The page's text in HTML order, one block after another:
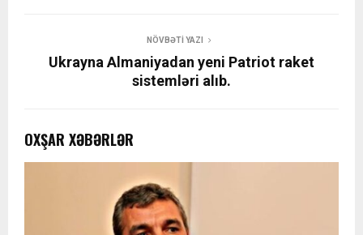
NÖVBƏTI YAZI
Ukrayna Almaniyadan yeni Patriot raket
sistemləri alıb.
OXŞAR XƏBƏRLƏR